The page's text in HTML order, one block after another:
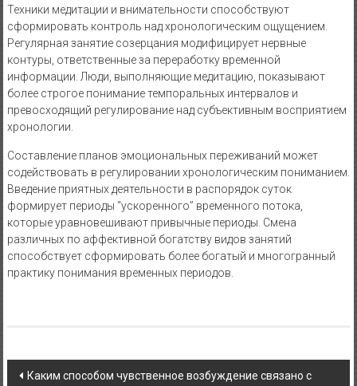
Техники медитации и внимательности способствуют
сформировать контроль над хронологическим ощущением.
Регулярная занятие созерцания модифицирует нервные
контуры, ответственные за переработку временной
информации. Люди, выполняющие медитацию, показывают
более строгое понимание темпоральных интервалов и
превосходящий регулирование над субъективным восприятием
хронологии.
Составление планов эмоциональных переживаний может
содействовать в регулировании хронологическим пониманием.
Введение приятных деятельности в распорядок суток
формирует периоды “ускоренного” временного потока,
которые уравновешивают привычные периоды. Смена
различных по аффективной богатству видов занятий
способствует сформировать более богатый и многогранный
практику понимания временных периодов.
Navigasi
Каким способом чувственное возбуждение связано с